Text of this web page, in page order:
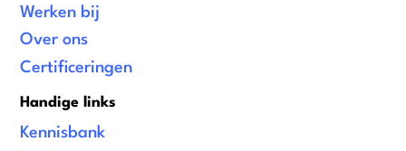
Werken bij
Over ons
Certificeringen
Handige links
Kennisbank